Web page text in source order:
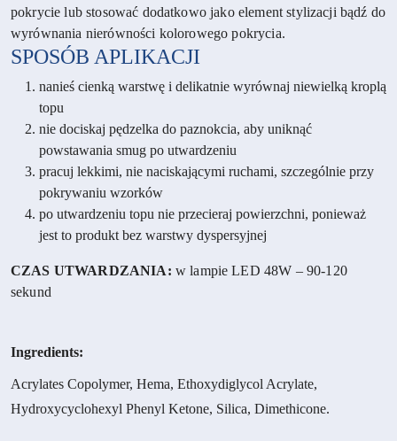
pokrycie lub stosować dodatkowo jako element stylizacji bądź do
wyrównania nierówności kolorowego pokrycia.
SPOSÓB APLIKACJI
nanieś cienką warstwę i delikatnie wyrównaj niewielką kroplą
topu
nie dociskaj pędzelka do paznokcia, aby uniknąć
powstawania smug po utwardzeniu
pracuj lekkimi, nie naciskającymi ruchami, szczególnie przy
pokrywaniu wzorków
po utwardzeniu topu nie przecieraj powierzchni, ponieważ
jest to produkt bez warstwy dyspersyjnej
CZAS UTWARDZANIA: w lampie LED 48W – 90-120
sekund
Ingredients:
Acrylates Copolymer, Hema, Ethoxydiglycol Acrylate,
Hydroxycyclohexyl Phenyl Ketone, Silica, Dimethicone.